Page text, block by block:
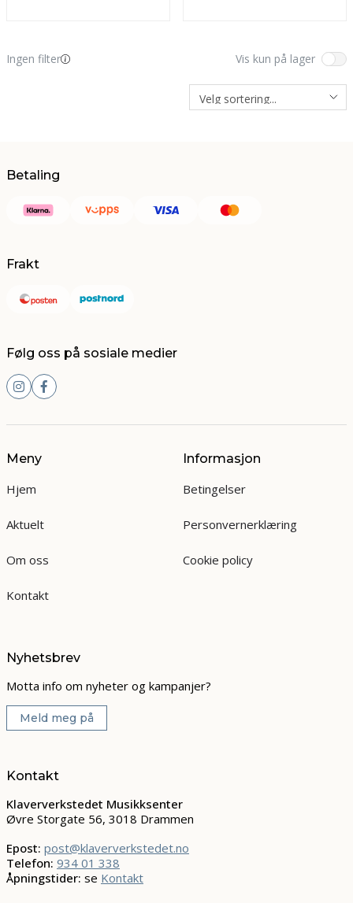
Ingen filter Vis kun på lager
Betaling
Frakt
Følg oss på sosiale medier
Meny
Hjem
Aktuelt
Om oss
Kontakt
Informasjon
Betingelser
Personvernerklæring
Cookie policy
Nyhetsbrev
Motta info om nyheter og kampanjer?
Meld meg på
Kontakt
Klaververkstedet Musikksenter
Øvre Storgate 56, 3018 Drammen
Epost: post@klaververkstedet.no
Telefon: 934 01 338
Åpningstider: se Kontakt